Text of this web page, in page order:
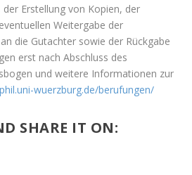
Erstellung von Kopien, der
Weitergabe der
die Gutachter sowie der Rückgabe
erst nach Abschluss des
und weitere Informationen zur
wuerzburg.de/berufungen/
SHARE IT ON: